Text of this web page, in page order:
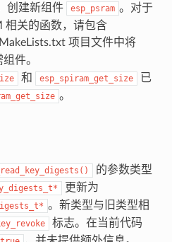
创建新组件 esp_psram 。对于
相关的函数，请包含
项目文件中将
件。
和 esp_spiram_get_size
已
。
的参数类型
更新为
。新类型与旧类型相
标志。在当前代码